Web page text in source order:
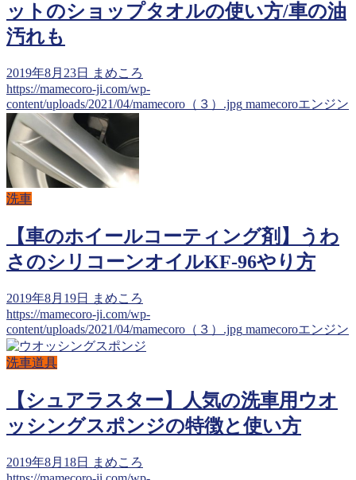
ットのショップタオルの使い方/車の油
汚れも
2019年8月23日
まめころ
https://mamecoro-ji.com/wp-
content/uploads/2021/04/mamecoro（３）.jpg mamecoroエンジン
洗車
【車のホイールコーティング剤】うわ
さのシリコーンオイルKF-96やり方
2019年8月19日
まめころ
https://mamecoro-ji.com/wp-
content/uploads/2021/04/mamecoro（３）.jpg mamecoroエンジン
洗車道具
【シュアラスター】人気の洗車用ウオ
ッシングスポンジの特徴と使い方
2019年8月18日
まめころ